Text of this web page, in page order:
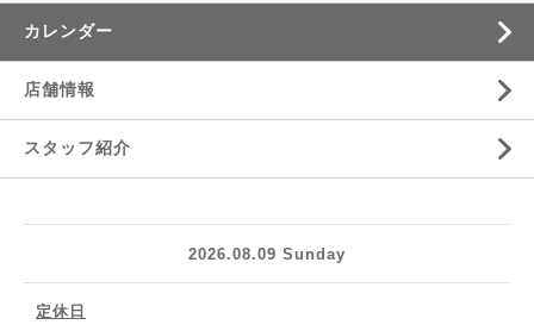
カレンダー
店舗情報
スタッフ紹介
2026.08.09 Sunday
定休日